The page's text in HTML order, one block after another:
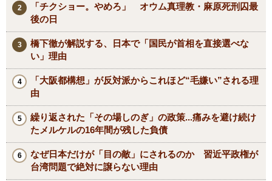
「チクショー。やめろ」 オウム真理教・麻原死刑囚最
後の日
橋下徹が解説する、日本で「国民が首相を直接選べな
い」理由
「大阪都構想」が反対派からこれほど“毛嫌い”される理
由
繰り返された「その場しのぎ」の政策...痛みを避け続け
たメルケルの16年間が残した負債
なぜ日本だけが「目の敵」にされるのか 習近平政権が
台湾問題で絶対に譲らない理由